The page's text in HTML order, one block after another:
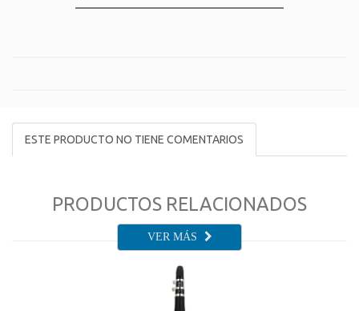
ESTE PRODUCTO NO TIENE COMENTARIOS
PRODUCTOS RELACIONADOS
VER MÁS